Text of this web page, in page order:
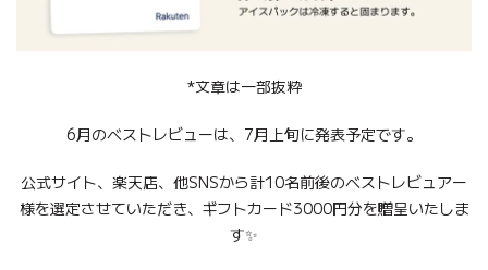
*文章は一部抜粋
6月のベストレビューは、7月上旬に発表予定です。
公式サイト、楽天店、他SNSから計10名前後のベストレビュアー
様を選定させていただき、ギフトカード3000円分を贈呈いたしま
す✨